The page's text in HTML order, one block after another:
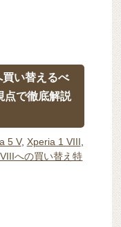
い替えるべ
点で徹底解説
5 V, Xperia 1 VIII
への買い替え特